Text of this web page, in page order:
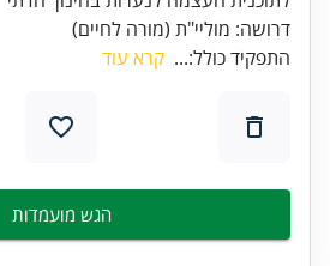
דרושה: מוליי"ת (מורה לחיים)
התפקיד כולל:... קרא עוד
הגש מועמדות